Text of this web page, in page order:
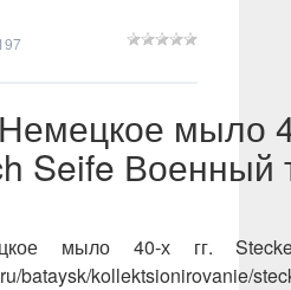
мыло
Seife Военный
мыло 40-х гг.
bataysk/kollektsionirovanie/